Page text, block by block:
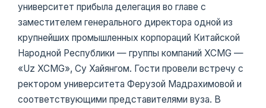
университет прибыла делегация во главе с
заместителем генерального директора одной из
крупнейших промышленных корпораций Китайской
Народной Республики — группы компаний XCMG —
«Uz XCMG», Су Хайянгом. Гости провели встречу с
ректором университета Ферузой Мадрахимовой и
соответствующими представителями вуза. В